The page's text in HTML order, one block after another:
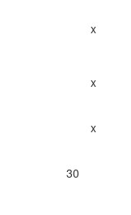
x
x
x
30